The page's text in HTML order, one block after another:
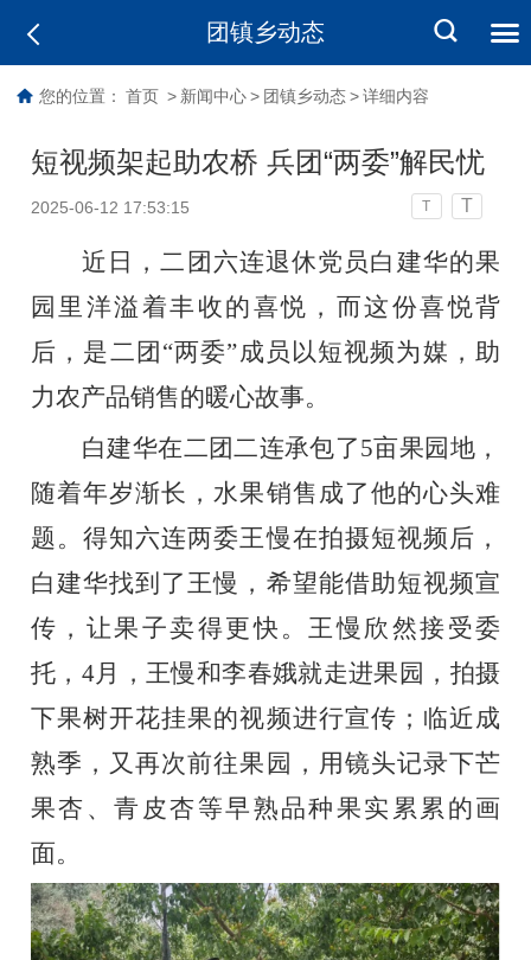
团镇乡动态
您的位置： 首页 > 新闻中心 > 团镇乡动态 > 详细内容
短视频架起助农桥 兵团“两委”解民忧
2025-06-12 17:53:15 T T
近日，二团六连退休党员白建华的果
园里洋溢着丰收的喜悦，而这份喜悦背
后，是二团 “两委”成员以短视频为媒，助
力农产品销售的暖心故事。
白建华在二团二连承包了5亩果园地，
随着年岁渐长，水果销售成了他的心头难
题。得知六连两委王慢在拍摄短视频后，
白建华找到了王慢，希望能借助短视频宣
传，让果子卖得更快。王慢欣然接受委
托，4月，王慢和李春娥就走进果园，拍摄
下果树开花挂果的视频进行宣传；临近成
熟季，又再次前往果园，用镜头记录下芒
果杏、青皮杏等早熟品种果实累累的画
面。